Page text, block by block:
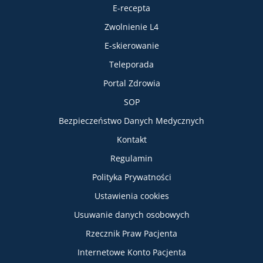
E-recepta
Zwolnienie L4
E-skierowanie
Teleporada
Portal Zdrowia
SOP
Bezpieczeństwo Danych Medycznych
Kontakt
Regulamin
Polityka Prywatności
Ustawienia cookies
Usuwanie danych osobowych
Rzecznik Praw Pacjenta
Internetowe Konto Pacjenta